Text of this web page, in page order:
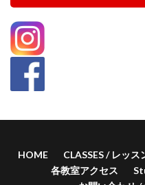
HOME CLASSES / レッ
各教室アクセス